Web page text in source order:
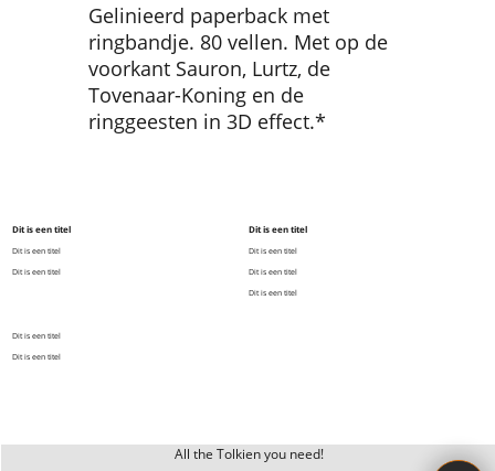
Gelinieerd paperback met
ringbandje. 80 vellen. Met op de
voorkant Sauron, Lurtz, de
Tovenaar-Koning en de
ringgeesten in 3D effect.*
Dit is een titel
Dit is een titel
Dit is een titel
Dit is een titel
Dit is een titel
Dit is een titel
Dit is een titel
Dit is een titel
Dit is een titel
All the Tolkien you need!